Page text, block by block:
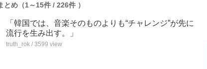
め（1～15件 / 226件 ）
「韓国では、音楽そのものよりも“チャレンジ”が先に
流行を生み出す。」
truth_rok / 3599 view